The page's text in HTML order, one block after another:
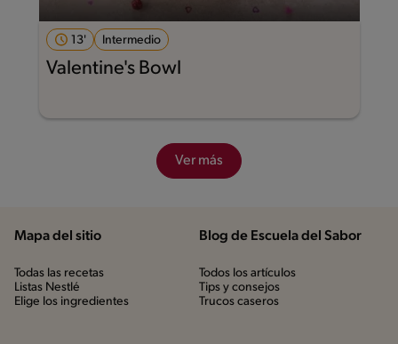
13' Intermedio
Valentine's Bowl
Ver más
Mapa del sitio
Todas las recetas
Listas Nestlé
Elige los ingredientes
Blog de Escuela del Sabor
Todos los artículos
Tips y consejos
Trucos caseros